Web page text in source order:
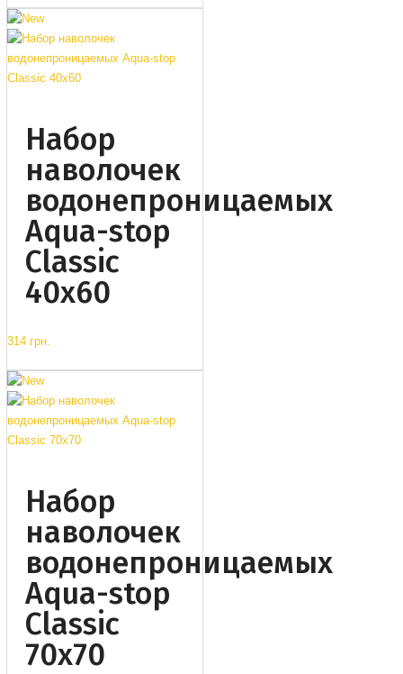
Набор
наволочек
водонепроницаемых
Aqua-stop
Classic
40x60
314 грн.
Набор
наволочек
водонепроницаемых
Aqua-stop
Classic
70x70